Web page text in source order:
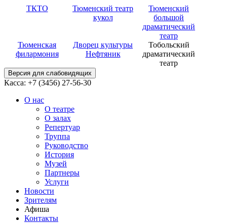
ТКТО
Тюменский театр
кукол
Тюменский
большой
драматический
театр
Тюменская
филармония
Дворец культуры
Нефтяник
Тобольский
драматический
театр
Версия для слабовидящих
Касса: +7 (3456) 27-56-30
О нас
О театре
О залах
Репертуар
Труппа
Руководство
История
Музей
Партнеры
Услуги
Новости
Зрителям
Афиша
Контакты